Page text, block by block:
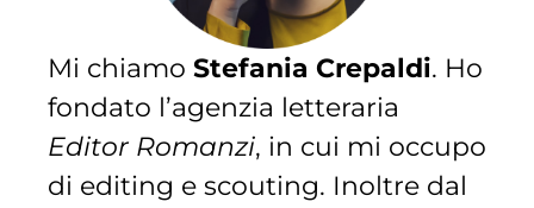
Mi chiamo Stefania Crepaldi. Ho
fondato l’agenzia letteraria
Editor Romanzi, in cui mi occupo
di editing e scouting. Inoltre dal